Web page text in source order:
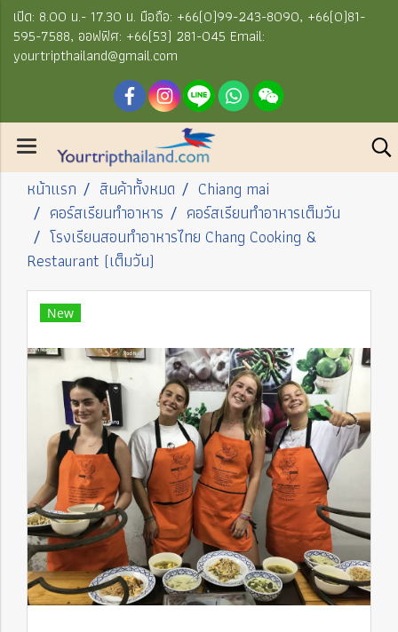
เปิด: 8.00 น.- 17.30 น. มือถือ: +66(0)99-243-8090, +66(0)81-
595-7588, ออฟฟิศ: +66(53) 281-045 Email:
yourtripthailand@gmail.com
หน้าแรก สินค้าทั้งหมด
Chiang mai
คอร์สเรียนทำอาหาร
คอร์สเรียนทำอาหารเต็มวัน
โรงเรียนสอนทำอาหารไทย Chang Cooking &
Restaurant (เต็มวัน)
New